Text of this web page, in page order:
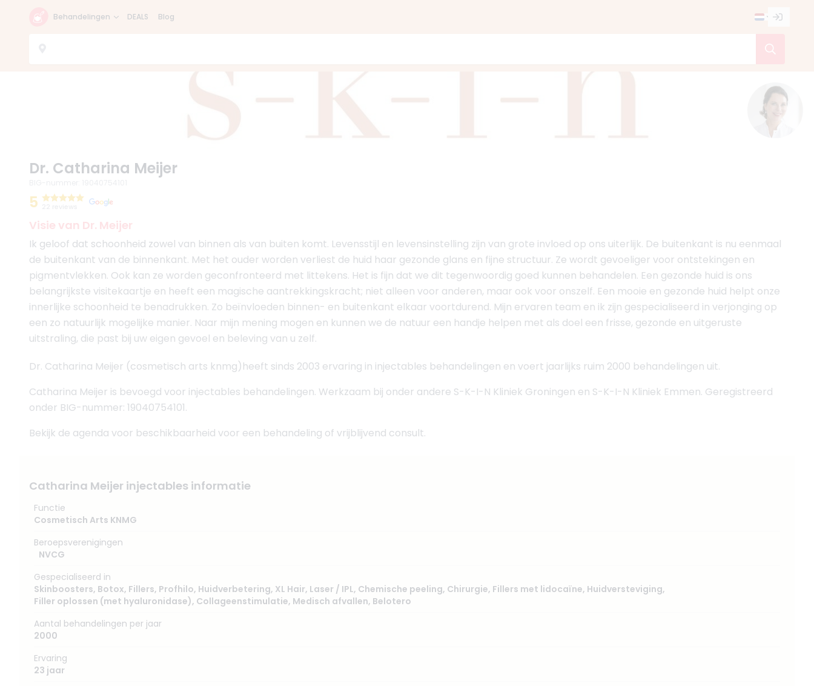
Behandelingen DEALS Blog
Dr. Catharina Meijer
5
Visie van Dr. Meijer
Ik geloof dat schoonheid zowel van binnen als van buiten komt. Levensstijl en levensinstelling zijn van grote invloed op ons uiterlijk. De buitenkant is nu eenmaal
de buitenkant van de binnenkant. Met het ouder worden verliest de huid haar gezonde glans en fijne structuur. Ze wordt gevoeliger voor ontstekingen en
pigmentvlekken. Ook kan ze worden geconfronteerd met littekens. Het is fijn dat we dit tegenwoordig goed kunnen behandelen. Een gezonde huid is ons
belangrijkste visitekaartje en heeft een magische aantrekkingskracht; niet alleen voor anderen, maar ook voor onszelf. Een mooie en gezonde huid helpt onze
innerlijke schoonheid te benadrukken. Zo beïnvloeden binnen- en buitenkant elkaar voortdurend. Mijn ervaren team en ik zijn gespecialiseerd in verjonging op
een zo natuurlijk mogelijke manier. Naar mijn mening mogen en kunnen we de natuur een handje helpen met als doel een frisse, gezonde en uitgeruste
uitstraling, die past bij uw eigen gevoel en beleving van u zelf.
Dr. Catharina Meijer (cosmetisch arts knmg)heeft sinds 2003 ervaring in injectables behandelingen en voert jaarlijks ruim 2000 behandelingen uit.
Catharina Meijer is bevoegd voor injectables behandelingen. Werkzaam bij onder andere S-K-I-N Kliniek Groningen en S-K-I-N Kliniek Emmen. Geregistreerd
onder BIG-nummer: 19040754101.
Bekijk de agenda voor beschikbaarheid voor een behandeling of vrijblijvend consult.
Catharina Meijer injectables informatie
Functie
Cosmetisch Arts KNMG
Beroepsverenigingen
NVCG
Gespecialiseerd in
Skinboosters, Botox, Fillers, Profhilo, Huidverbetering, XL Hair, Laser / IPL, Chemische peeling, Chirurgie, Fillers met lidocaïne, Huidversteviging,
Filler oplossen (met hyaluronidase), Collageenstimulatie, Medisch afvallen, Belotero
Aantal behandelingen per jaar
2000
Ervaring
23 jaar